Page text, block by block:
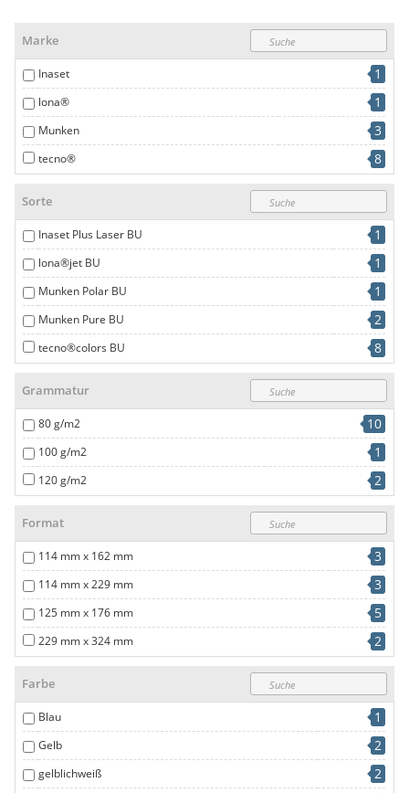
Marke
Inaset 1
lona® 1
Munken 3
tecno® 8
Sorte
Inaset Plus Laser BU 1
lona®jet BU 1
Munken Polar BU 1
Munken Pure BU 2
tecno®colors BU 8
Grammatur
80 g/m2 10
100 g/m2 1
120 g/m2 2
Format
114 mm x 162 mm 3
114 mm x 229 mm 3
125 mm x 176 mm 5
229 mm x 324 mm 2
Farbe
Blau 1
Gelb 2
gelblichweiß 2